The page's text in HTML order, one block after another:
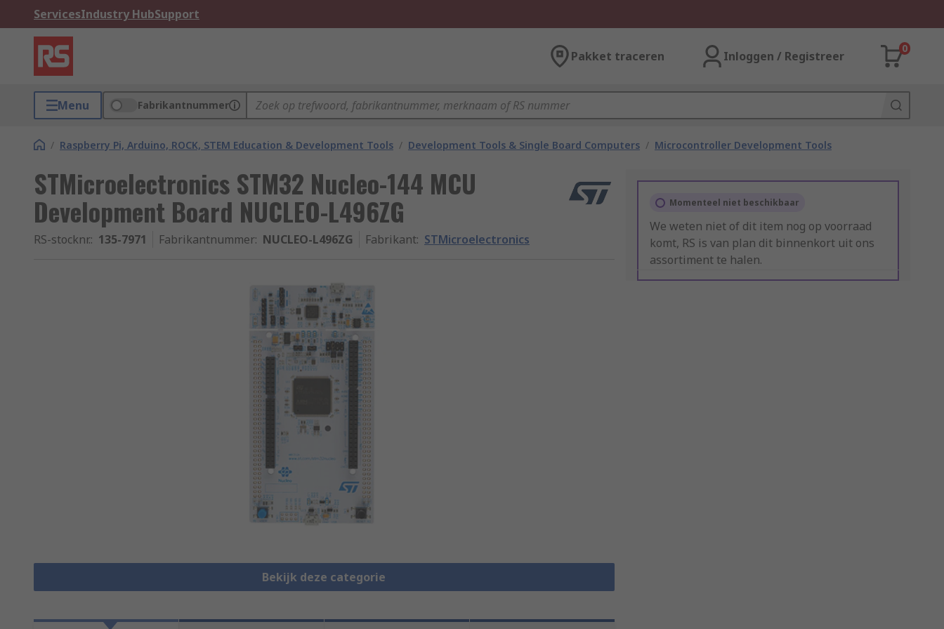
ServicesIndustry HubSupport
Pakket traceren Inloggen / Registreer
0
Menu Fabrikantnummer
/ Raspberry Pi, Arduino, ROCK, STEM Education & Development Tools / Development Tools & Single Board Computers / Microcontroller Development Tools
STMicroelectronics STM32 Nucleo-144 MCU
Development Board NUCLEO-L496ZG
RS-stocknr.: 135-7971 Fabrikantnummer: NUCLEO-L496ZG Fabrikant: STMicroelectronics
Bekijk deze categorie
Momenteel niet beschikbaar
We weten niet of dit item nog op voorraad
komt, RS is van plan dit binnenkort uit ons
assortiment te halen.